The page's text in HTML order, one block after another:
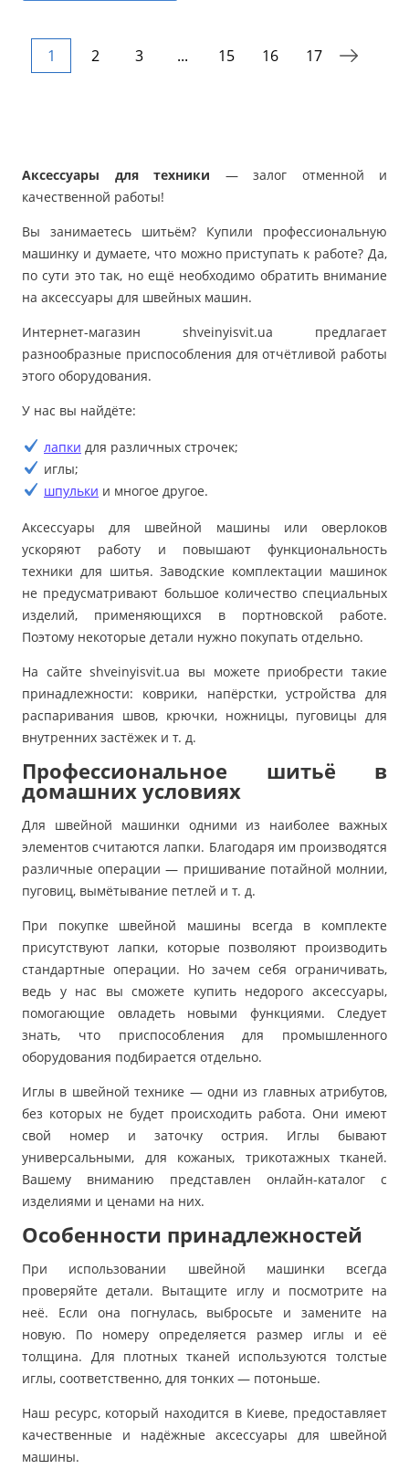
Аксессуары для техники — залог отменной и
качественной работы!
Вы занимаетесь шитьём? Купили профессиональную
машинку и думаете, что можно приступать к работе? Да,
по сути это так, но ещё необходимо обратить внимание
на аксессуары для швейных машин.
Интернет-магазин shveinyisvit.ua предлагает
разнообразные приспособления для отчётливой работы
этого оборудования.
У нас вы найдёте:
лапки для различных строчек;
иглы;
шпульки и многое другое.
Аксессуары для швейной машины или оверлоков
ускоряют работу и повышают функциональность
техники для шитья. Заводские комплектации машинок
не предусматривают большое количество специальных
изделий, применяющихся в портновской работе.
Поэтому некоторые детали нужно покупать отдельно.
На сайте shveinyisvit.ua вы можете приобрести такие
принадлежности: коврики, напёрстки, устройства для
распаривания швов, крючки, ножницы, пуговицы для
внутренних застёжек и т. д.
Профессиональное шитьё в
домашних условиях
Для швейной машинки одними из наиболее важных
элементов считаются лапки. Благодаря им производятся
различные операции — пришивание потайной молнии,
пуговиц, вымётывание петлей и т. д.
При покупке швейной машины всегда в комплекте
присутствуют лапки, которые позволяют производить
стандартные операции. Но зачем себя ограничивать,
ведь у нас вы сможете купить недорого аксессуары,
помогающие овладеть новыми функциями. Следует
знать, что приспособления для промышленного
оборудования подбирается отдельно.
Иглы в швейной технике — одни из главных атрибутов,
без которых не будет происходить работа. Они имеют
свой номер и заточку острия. Иглы бывают
универсальными, для кожаных, трикотажных тканей.
Вашему вниманию представлен онлайн-каталог с
изделиями и ценами на них.
Особенности принадлежностей
При использовании швейной машинки всегда
проверяйте детали. Вытащите иглу и посмотрите на
неё. Если она погнулась, выбросьте и замените на
новую. По номеру определяется размер иглы и её
толщина. Для плотных тканей используются толстые
иглы, соответственно, для тонких — потоньше.
Наш ресурс, который находится в Киеве, предоставляет
качественные и надёжные аксессуары для швейной
машины.
1 2 3 ... 15 16 17